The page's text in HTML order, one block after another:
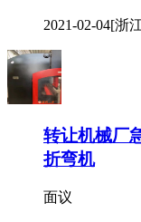
2021-02-04[浙
转让机械厂
折弯机
面议